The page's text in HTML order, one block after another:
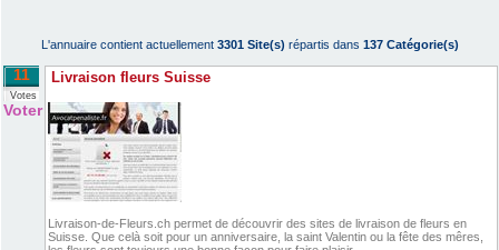
L'annuaire contient actuellement 3301 Site(s) répartis dans 137 Catégorie(s)
11
Votes
Voter
Livraison fleurs Suisse
Livraison-de-Fleurs.ch permet de découvrir des sites de livraison de fleurs en
Suisse. Que celà soit pour un anniversaire, la saint Valentin ou la fête des mêres,